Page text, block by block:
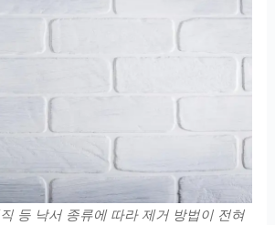
직 등 낙서 종류에 따라 제거 방법이 전혀